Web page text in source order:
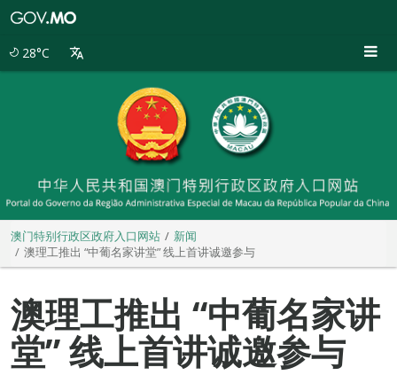
28°C
澳门特别行政区政府入口网站
新闻
澳理工推出 “中葡名家讲堂” 线上首讲诚邀参与
澳理工推出 “中葡名家讲
堂” 线上首讲诚邀参与